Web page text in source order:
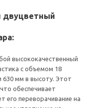
двуцветный
высококачественный
с объемом 18
630 мм в высоту. Этот
обеспечивает
его переворачивание на